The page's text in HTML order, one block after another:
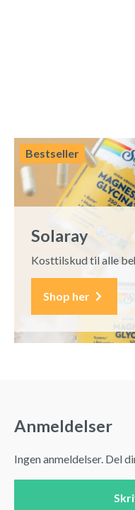
Bestseller
Solaray
Kosttilskud til alle
Shop her
Anmeldelser
Ingen anmeldelser. Del